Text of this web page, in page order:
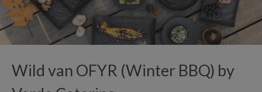
Wild van OFYR (Winter BBQ) by